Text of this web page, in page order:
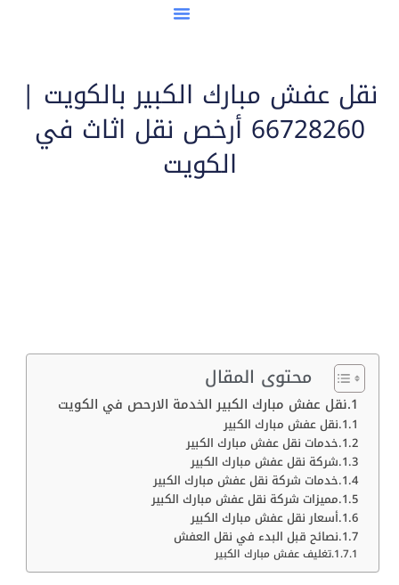
نقل عفش مبارك الكبير بالكويت |
66728260 أرخص نقل اثاث في
الكويت
محتوى المقال
نقل عفش مبارك الكبير الخدمة الارحص في الكويت
نقل عفش مبارك الكبير
خدمات نقل عفش مبارك الكبير
شركة نقل عفش مبارك الكبير
خدمات شركة نقل عفش مبارك الكبير
مميزات شركة نقل عفش مبارك الكبير
أسعار نقل عفش مبارك الكبير
نصائح قبل البدء في نقل العفش
تغليف عفش مبارك الكبير